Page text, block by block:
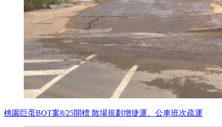
桃園巨蛋BOT案8/25開標 散場規劃增捷運、公車班次疏運